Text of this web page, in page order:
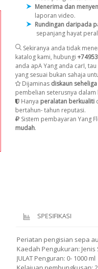
Menerima dan
laporan video.
Rundingan daripada
sepanjang hayat
Sekiranya anda tidak
katalog kami, hubungi
anda apA Yang anda carI,
yang sesuai bukan sahaja
Dijaminas diskaun
pembelian seterusnya dalam
Hanya peralatan berkualiti
bertahun- tahun reputasi.
Sistem pembayaran Yang
mudah.
SPESIFIKASI
Periatan pengisian sepa
Kaedah Pengukuran: Jenis
JULAT Penguran: 0- 1000 ml